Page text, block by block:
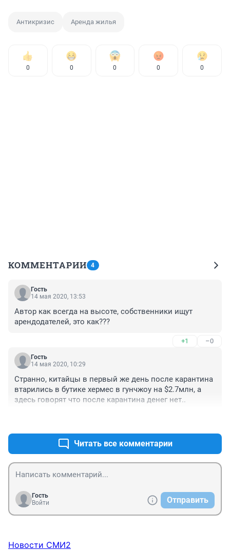
Антикризис Аренда жилья
0 0 0 0 0
КОММЕНТАРИИ 4
Гость
14 мая 2020, 13:53
Автор как всегда на высоте, собственники ищут
арендодателей, это как???
+1 –0
Гость
14 мая 2020, 10:29
Странно, китайцы в первый же день после карантина
втарились в бутике хермес в гунчжоу на $2.7млн, а
здесь говорят что после карантина денег нет..
Читать все комментарии
Гость
Войти
Отправить
Новости СМИ2